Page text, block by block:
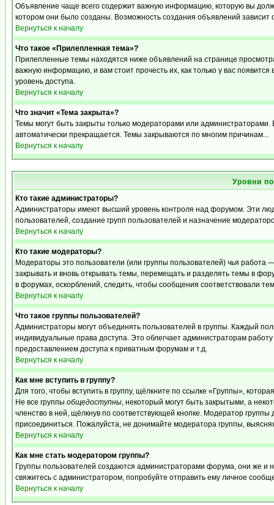
Объявление чаще всего содержит важную информацию, которую вы
котором они было созданы. Возможность создания объявлений
Вернуться к началу
Что такое «Прилепленная тема»?
Прилепленные темы находятся ниже объявлений на странице
важную информацию, и вам стоит прочесть их, как только у вас
уровень доступа.
Вернуться к началу
Что значит «Тема закрыта»?
Темы могут быть закрыты только модераторами или
автоматически прекращается. Темы закрываются по многим причинам...
Вернуться к началу
Уровни
Кто такие администраторы?
Администраторы имеют высший уровень контроля над форумом. Эти
пользователей, создание групп пользователей и назначение
Вернуться к началу
Кто такие модераторы?
Модераторы это пользователи (или группы пользователей) чья
закрывать и вновь открывать темы, перемещать и разделять темы в
в форумах, оскорблений, следить, чтобы сообщения соответствовали
Вернуться к началу
Что такое группы пользователей?
Администраторы могут объединять пользователей в группы. Каждый
индивидуальные права доступа. Это облегчает администраторам
предоставлением доступа к приватным форумам и т.д.
Вернуться к началу
Как мне вступить в группу?
Для того, чтобы вступить в группу, щёлкните по ссылке «Группы»,
Не все группы общедоступны, некоторый могут быть закрытыми, а
членство в ней, щёлкнув по соответствующей кнопке. Модератор
присоединиться. Пожалуйста, не донимайте модератора группы,
Вернуться к началу
Как мне стать модератором группы?
Группы пользователей создаются администраторами форума, они же и
свяжитесь с администратором, попробуйте отправить ему личное
Вернуться к началу